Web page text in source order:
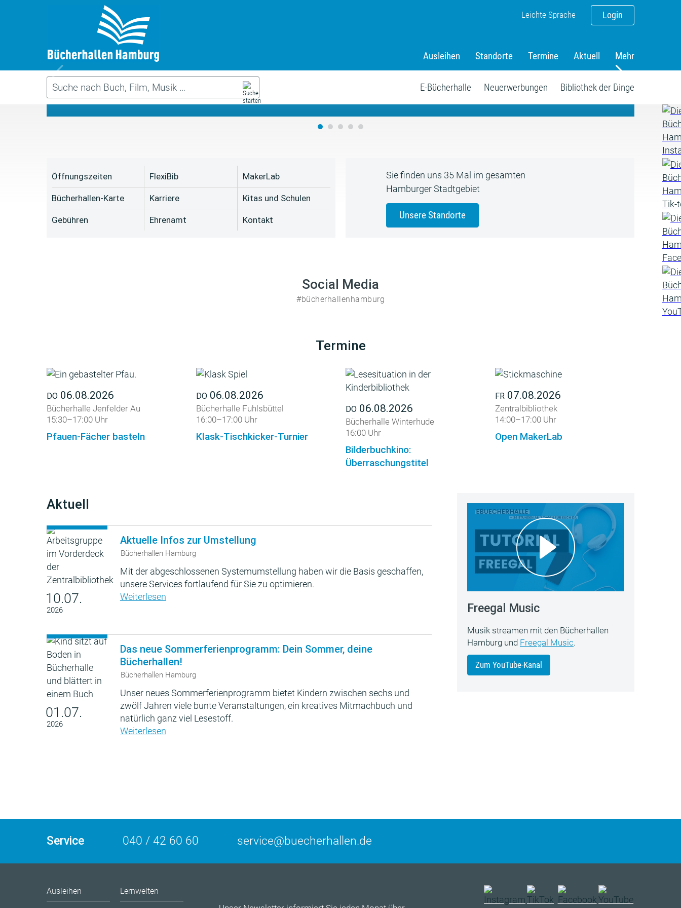
Login
Leichte Sprache
Ausleihen Standorte Termine Aktuell Mehr
E-Bücherhalle Neuerwerbungen Bibliothek der Dinge
Das neue Sommerferienprogramm
Öffnungszeiten
Bücherhallen-Karte
Gebühren
FlexiBib
Karriere
Ehrenamt
MakerLab
Kitas und Schulen
Kontakt
Sie finden uns 35 Mal im gesamten
Hamburger Stadtgebiet
Unsere Standorte
Social Media
#bücherhallenhamburg
Termine
DO 06.08.2026
Bücherhalle Jenfelder Au
15:30–17:00 Uhr
Pfauen-Fächer basteln
DO 06.08.2026
Bücherhalle Fuhlsbüttel
16:00–17:00 Uhr
Klask-Tischkicker-Turnier
DO 06.08.2026
Bücherhalle Winterhude
16:00 Uhr
Bilderbuchkino:
Überraschungstitel
FR 07.08.2026
Zentralbibliothek
14:00–17:00 Uhr
Open MakerLab
Aktuell
10.07.
2026
Aktuelle Infos zur Umstellung
Bücherhallen Hamburg
Mit der abgeschlossenen Systemumstellung haben wir die Basis geschaffen,
unsere Services fortlaufend für Sie zu optimieren.
Weiterlesen
01.07.
2026
Das neue Sommerferienprogramm: Dein Sommer, deine
Bücherhallen!
Bücherhallen Hamburg
Unser neues Sommerferienprogramm bietet Kindern zwischen sechs und
zwölf Jahren viele bunte Veranstaltungen, ein kreatives Mitmachbuch und
natürlich ganz viel Lesestoff.
Weiterlesen
Freegal Music
Musik streamen mit den Bücherhallen
Hamburg und Freegal Music.
Zum YouTube-Kanal
Service 040 / 42 60 60 service@buecherhallen.de
Ausleihen Lernwelten